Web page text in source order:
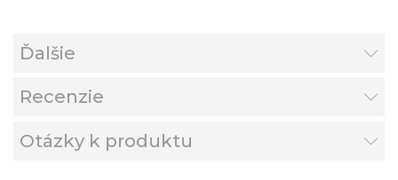
Ďalšie
Recenzie
Otázky k produktu